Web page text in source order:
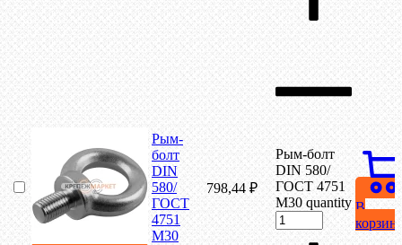
Рым-
болт
DIN
580/
ГОСТ
4751
М30
798,44 ₽
Рым-болт
DIN 580/
ГОСТ 4751
М30 quantity В